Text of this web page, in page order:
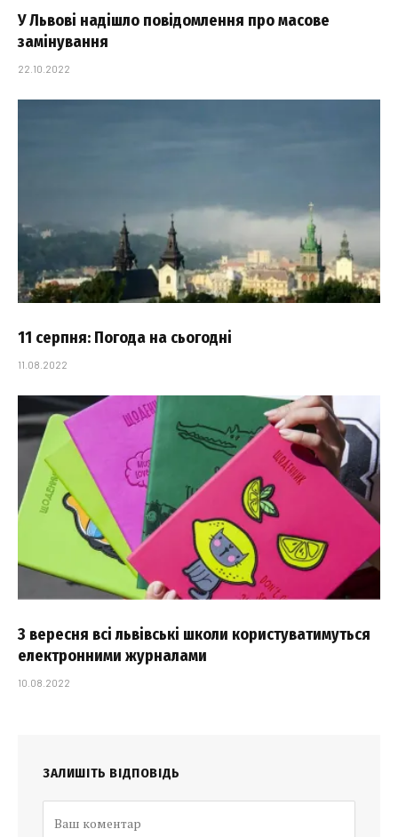
У Львові надішло повідомлення про масове
замінування
22.10.2022
11 серпня: Погода на сьогодні
11.08.2022
З вересня всі львівські школи користуватимуться
електронними журналами
10.08.2022
ЗАЛИШІТЬ ВІДПОВІДЬ